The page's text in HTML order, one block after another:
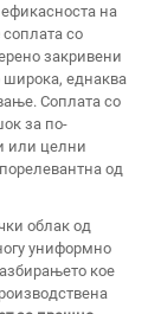
на
соплата со
закривени
широка, еднаква
Соплата со
за по-
или целни
од
облак од
униформно
кое